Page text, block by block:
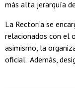
más alta jerarquía
La Rectoría se
relacionados con el
asimismo, la
oficial. Además,